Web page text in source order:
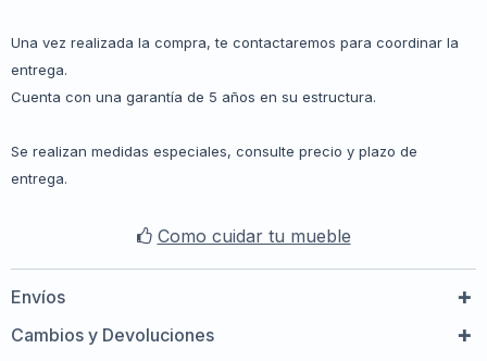
Una vez realizada la compra, te contactaremos para coordinar la
entrega.
Cuenta con una garantía de 5 años en su estructura.
Se realizan medidas especiales, consulte precio y plazo de
entrega.
Como cuidar tu mueble
Envíos
Cambios y Devoluciones